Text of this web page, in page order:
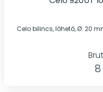
Celo bilincs, lőhető, Ø: 20